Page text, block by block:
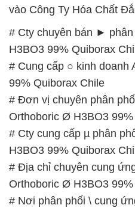
vào Công Ty Hóa Chất
# Cty chuyên bán ►
H3BO3 99% Quiborax
# Cung cấp ○ kinh doanh
99% Quiborax Chile
# Đơn vị chuyên phân
Orthoboric Ø H3BO3
# Cty cung cấp µ phân
H3BO3 99% Quiborax
# Địa chỉ chuyên cung
Orthoboric Ø H3BO3
# Nơi phân phối \ cung